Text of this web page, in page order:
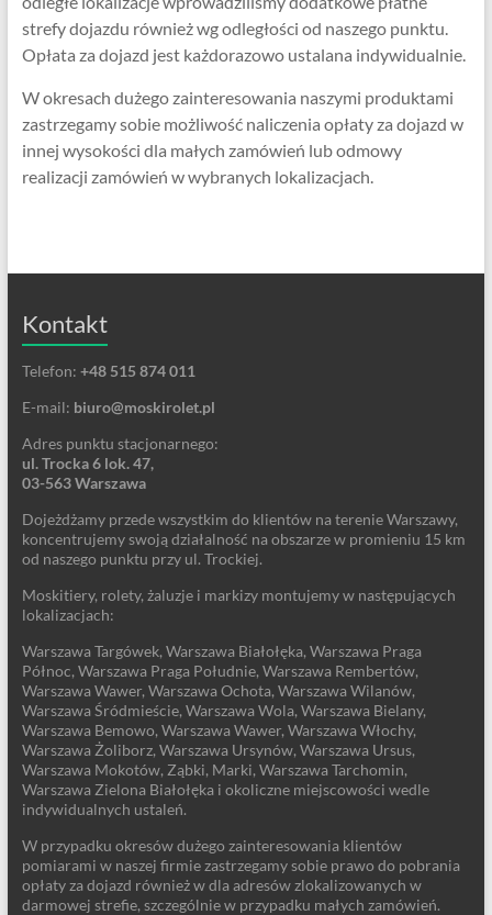
strefy dojazdu również wg odległości od naszego punktu.
Opłata za dojazd jest każdorazowo ustalana indywidualnie.
W okresach dużego zainteresowania naszymi produktami
zastrzegamy sobie możliwość naliczenia opłaty za dojazd w
innej wysokości dla małych zamówień lub odmowy
realizacji zamówień w wybranych lokalizacjach.
Kontakt
Telefon: +48 515 874 011
E-mail: biuro@moskirolet.pl
Adres punktu stacjonarnego:
ul. Trocka 6 lok. 47,
03-563 Warszawa
Dojeżdżamy przede wszystkim do klientów na terenie Warszawy,
koncentrujemy swoją działalność na obszarze w promieniu 15 km
od naszego punktu przy ul. Trockiej.
Moskitiery, rolety, żaluzje i markizy montujemy w następujących
lokalizacjach:
Warszawa Targówek, Warszawa Białołęka, Warszawa Praga
Północ, Warszawa Praga Południe, Warszawa Rembertów,
Warszawa Wawer, Warszawa Ochota, Warszawa Wilanów,
Warszawa Śródmieście, Warszawa Wola, Warszawa Bielany,
Warszawa Bemowo, Warszawa Wawer, Warszawa Włochy,
Warszawa Żoliborz, Warszawa Ursynów, Warszawa Ursus,
Warszawa Mokotów, Ząbki, Marki, Warszawa Tarchomin,
Warszawa Zielona Białołęka i okoliczne miejscowości wedle
indywidualnych ustaleń.
W przypadku okresów dużego zainteresowania klientów
pomiarami w naszej firmie zastrzegamy sobie prawo do pobrania
opłaty za dojazd również w dla adresów zlokalizowanych w
darmowej strefie, szczególnie w przypadku małych zamówień.